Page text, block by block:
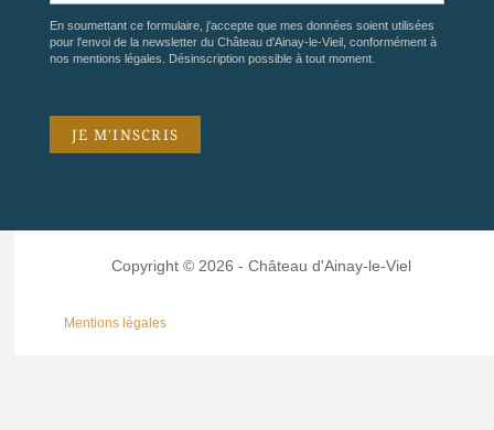
En soumettant ce formulaire, j'accepte que mes données soient utilisées
pour l'envoi de la newsletter du Château d'Ainay-le-Vieil, conformément à
nos mentions légales . Désinscription possible à tout moment.
Copyright © 2026 - Château d'Ainay-le-Viel
Mentions légales